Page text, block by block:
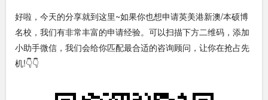
好啦，今天的分享就到这里~如果你也想申请英美港新澳/本硕博
名校，我们有非常丰富的申请经验。可以扫描下方二维码，添加
小助手微信，我们会给你匹配最合适的咨询顾问，让你在抢占先
机!👇👇